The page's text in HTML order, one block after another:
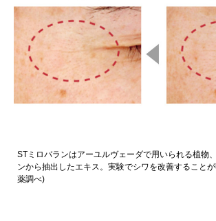
STミロバランはアーユルヴェーダで用いられる植物
ンから抽出したエキス。実験でシワを改善すること
薬調べ)